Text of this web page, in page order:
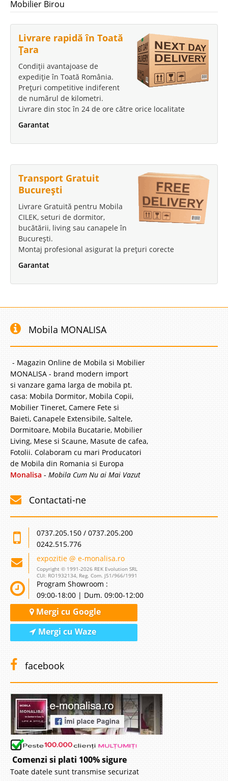
Mobilier Birou
Livrare rapidă în Toată
Țara
Condiții avantajoase de
expediție în Toată România.
Prețuri competitive indiferent
de numărul de kilometri.
Livrare din stoc în 24 de ore către orice localitate
Garantat
Transport Gratuit
București
Livrare Gratuită pentru Mobila
CILEK, seturi de dormitor,
bucătării, living sau canapele în
București.
Montaj profesional asigurat la prețuri corecte
Garantat
Mobila MONALISA
- Magazin Online de Mobila si Mobilier
MONALISA - brand modern import
si vanzare gama larga de mobila pt.
casa: Mobila Dormitor, Mobila Copii,
Mobilier Tineret, Camere Fete si
Baieti, Canapele Extensibile, Saltele,
Dormitoare, Mobila Bucatarie, Mobilier
Living, Mese si Scaune, Masute de cafea,
Fotolii. Colaboram cu mari Producatori
de Mobila din Romania si Europa
Monalisa - Mobila Cum Nu ai Mai Vazut
Contactati-ne
0737.205.150 / 0737.205.200
0242.515.776
expozitie @ e-monalisa.ro
Copyright © 1991-2026 REK Evolution SRL
CUI: RO1932134, Reg. Com. J51/966/1991
Program Showroom :
09:00-18:00 | Dum. 09:00-12:00
Mergi cu Google
Mergi cu Waze
facebook
Comenzi si plati 100% sigure
Toate datele sunt transmise securizat